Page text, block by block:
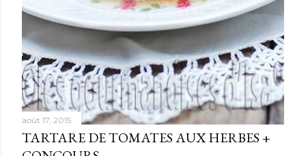
août 17, 2015
TARTARE DE TOMATES AUX HERBES +